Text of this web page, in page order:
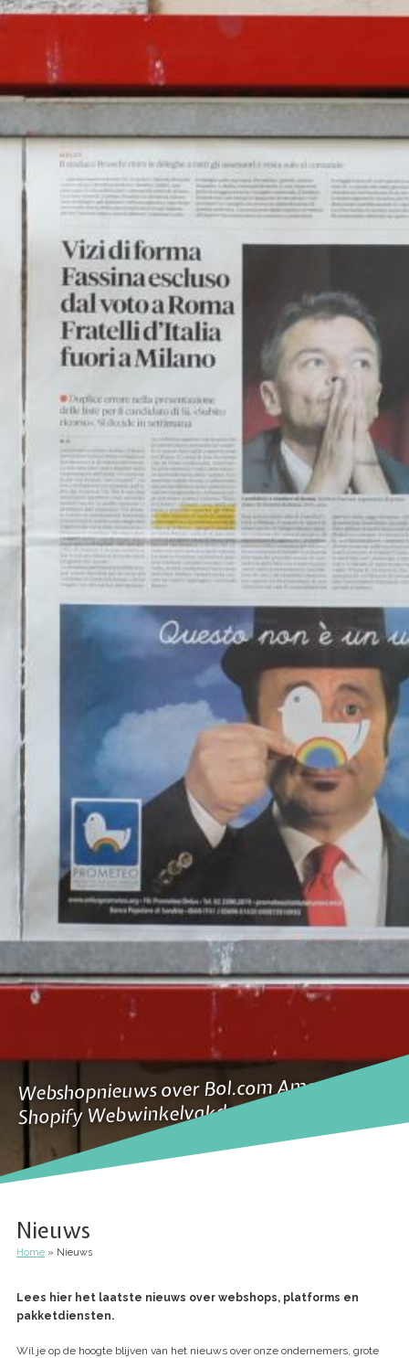
Webshopnieuws over Bol.com Amazon
Shopify Webwinkelvakdagen
Nieuws
Home Nieuws
Lees hier het laatste nieuws over webshops, platforms en
pakketdiensten.
Wil je op de hoogte blijven van het nieuws over onze ondernemers, grote